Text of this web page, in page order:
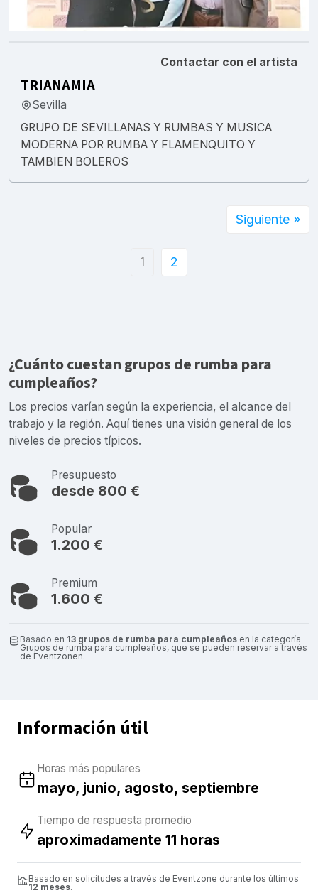
Contactar con el artista
TRIANAMIA
Sevilla
GRUPO DE SEVILLANAS Y RUMBAS Y MUSICA
MODERNA POR RUMBA Y FLAMENQUITO Y
TAMBIEN BOLEROS
1 2
Siguiente »
¿Cuánto cuestan grupos de rumba para
cumpleaños?
Los precios varían según la experiencia, el alcance del
trabajo y la región. Aquí tienes una visión general de los
niveles de precios típicos.
Presupuesto
desde 800 €
Popular
1.200 €
Premium
1.600 €
Basado en 13 grupos de rumba para cumpleaños en la categoría
Grupos de rumba para cumpleaños, que se pueden reservar a través
de Eventzonen.
Información útil
Horas más populares
mayo, junio, agosto, septiembre
Tiempo de respuesta promedio
aproximadamente 11 horas
Basado en solicitudes a través de Eventzone durante los últimos
12 meses.